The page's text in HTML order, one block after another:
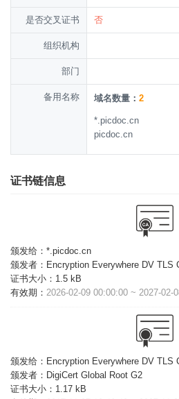
是否交叉证书 否
组织机构
部门
备用名称 域名数量： 2
*.picdoc.cn
picdoc.cn
证书链信息
颁发给： *.picdoc.cn
颁发者： Encryption Everywhere DV TLS
证书大小： 1.5 kB
有效期： 2026-02-09 00:00:00 ~ 2027-02-
颁发给： Encryption Everywhere DV TLS
颁发者： DigiCert Global Root G2
证书大小： 1.17 kB